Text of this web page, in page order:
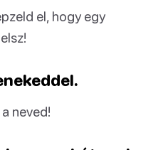
el, hogy egy
neved!